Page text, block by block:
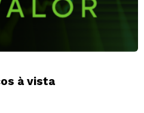
à vista